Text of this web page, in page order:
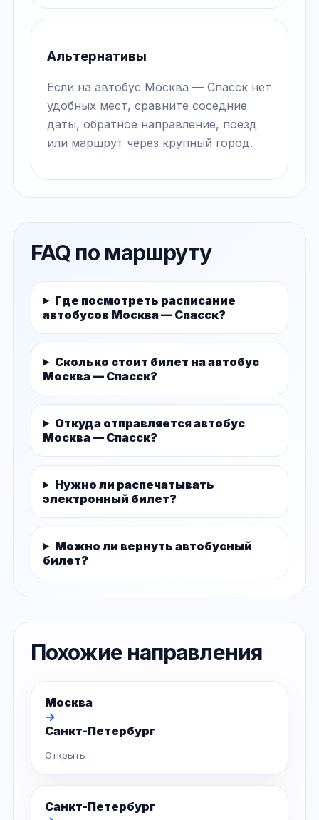
Альтернативы
Если на автобус Москва — Спасск нет
удобных мест, сравните соседние
даты, обратное направление, поезд
или маршрут через крупный город.
FAQ по маршруту
Где посмотреть расписание
автобусов Москва — Спасск?
Сколько стоит билет на автобус
Москва — Спасск?
Откуда отправляется автобус
Москва — Спасск?
Нужно ли распечатывать
электронный билет?
Можно ли вернуть автобусный
билет?
Похожие направления
Москва
→
Санкт-Петербург
Открыть
Санкт-Петербург